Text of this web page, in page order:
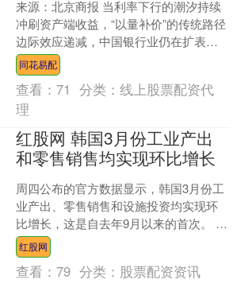
来源：北京商报 当利率下行的潮汐持续
冲刷资产端收益，“以量补价”的传统路径
边际效应递减，中国银行业仍在扩表的
赛道上稳步前行。4月29日，42家A股上
市银行202....
同花易配
查看：71 分类：线上股票配资代
理
红股网 韩国3月份工业产出
和零售销售均实现环比增长
周四公布的官方数据显示，韩国3月份工
业产出、零售销售和设施投资均实现环
比增长，这是自去年9月以来的首次。 韩
国数据和统计部的数据显示，上月工业
产出小幅增长0.3....
红股网
查看：79 分类： 股票配资资讯